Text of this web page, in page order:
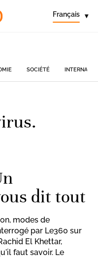
Français ▾
SOCIÉTÉ
dit tout
modes de
par Le360 sur
El Khettar,
faut savoir. Le